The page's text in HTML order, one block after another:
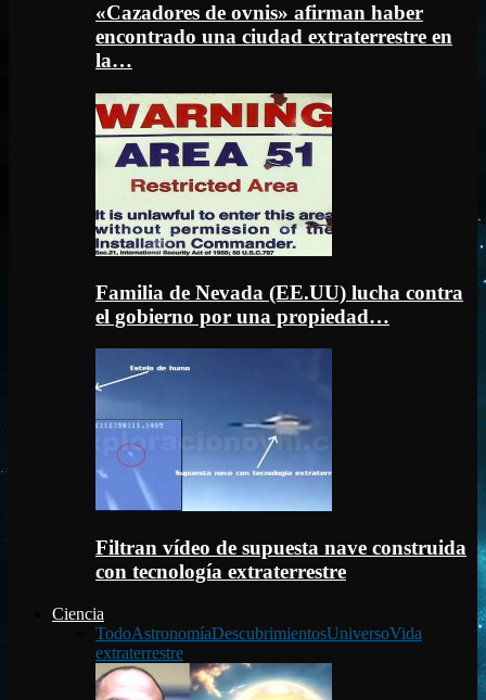
«Cazadores de ovnis» afirman haber
encontrado una ciudad extraterrestre en
la…
Familia de Nevada (EE.UU) lucha contra
el gobierno por una propiedad…
Filtran vídeo de supuesta nave construida
con tecnología extraterrestre
Ciencia
TodoAstronomíaDescubrimientosUniversoVida
extraterrestre